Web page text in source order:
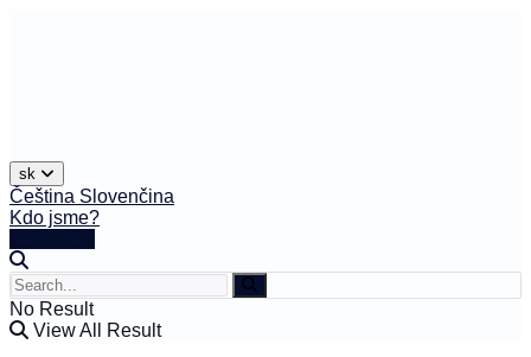
sk
Čeština Slovenčina
Kdo jsme?
No Result
View All Result